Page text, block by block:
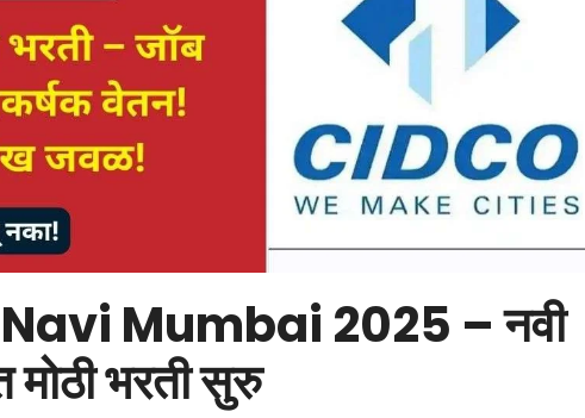
Mumbai 2025 – नवी
मोठी भरती सुरु